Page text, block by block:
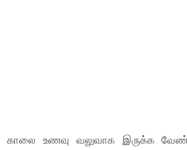
காலை உணவு வலுவாக இருக்க